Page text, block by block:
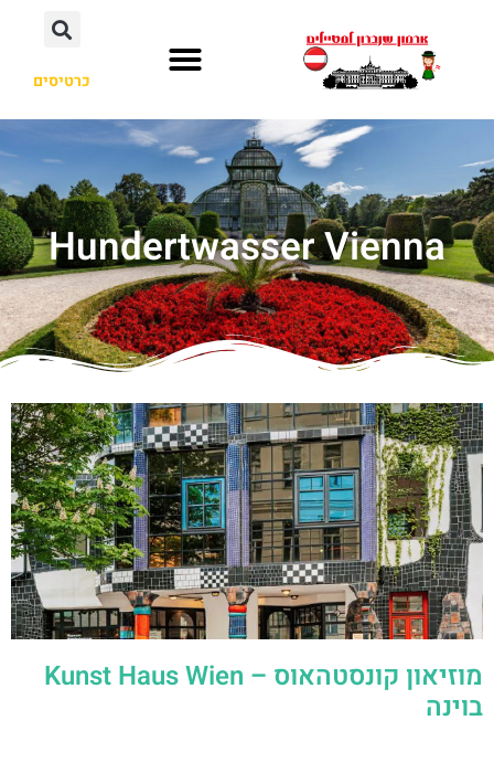
כרטיסים
Hundertwasser Vienna
מוזיאון קונסטהאוס – Kunst Haus Wien
בוינה